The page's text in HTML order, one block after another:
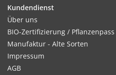
Kultur:
Frühsaaten nach 2 Wochen auf
ab April im Abstand 40 x 50cm.
Kundendienst
Über uns
BIO-Zertifizierung / Pflanzenpass
Manufaktur - Alte Sorten
Impressum
AGB